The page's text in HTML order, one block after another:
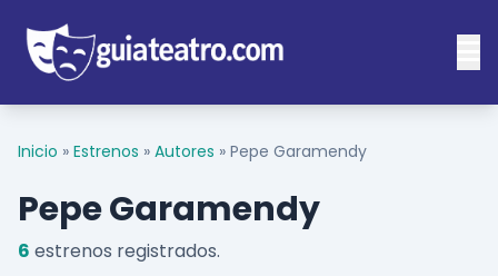
Inicio » Estrenos » Autores » Pepe Garamendy
Pepe Garamendy
6 estrenos registrados.